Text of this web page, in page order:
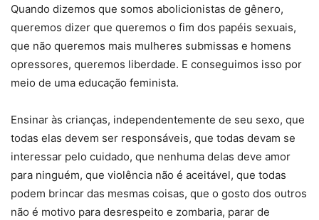
Quando dizemos que somos abolicionistas de gênero,
queremos dizer que queremos o fim dos papéis sexuais,
que não queremos mais mulheres submissas e homens
opressores, queremos liberdade. E conseguimos isso por
meio de uma educação feminista.
Ensinar às crianças, independentemente de seu sexo, que
todas elas devem ser responsáveis, que todas devam se
interessar pelo cuidado, que nenhuma delas deve amor
para ninguém, que violência não é aceitável, que todas
podem brincar das mesmas coisas, que o gosto dos outros
não é motivo para desrespeito e zombaria, parar de